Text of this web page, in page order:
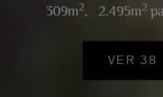
309m2, 2.495m2
VER 38